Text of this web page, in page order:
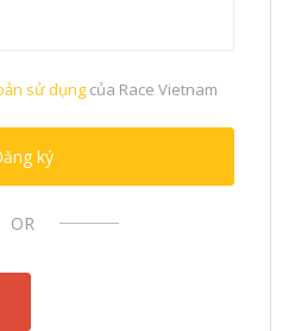
sử dụngcủa Race Vietnam
ký
OR